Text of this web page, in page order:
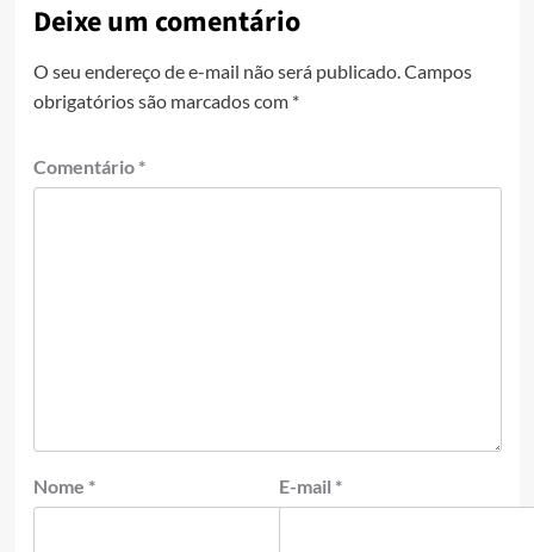
Deixe um comentário
O seu endereço de e-mail não será publicado.Campos
obrigatórios são marcados com *
Comentário *
Nome * E-mail *